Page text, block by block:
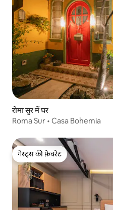
रोमा सुर में घर
Roma Sur • Casa Bohemia
गेस्ट्स की फ़ेवरेट
गेस्ट्स की फ़ेवरेट